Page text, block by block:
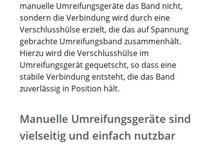
manuelle Umreifungsgeräte das Band nicht,
sondern die Verbindung wird durch eine
Verschlusshülse erzielt, die das auf Spannung
gebrachte Umreifungsband zusammenhält.
Hierzu wird die Verschlusshülse im
Umreifungsgerät gequetscht, so dass eine
stabile Verbindung entsteht, die das Band
zuverlässig in Position hält.
Manuelle Umreifungsgeräte sind
vielseitig und einfach nutzbar